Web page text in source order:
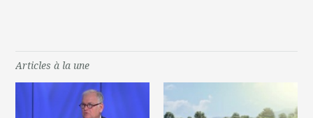
Articles à la une